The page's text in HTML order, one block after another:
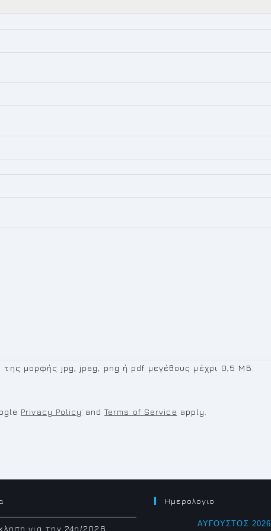
μορφής jpg, jpeg, png ή pdf μεγέθους μέχρι 0,5 MB.
Privacy Policy andTerms of Service apply.
για την 24η/2026
Ημερολογιο
ΑΎΓΟΥΣΤΟΣ 2026